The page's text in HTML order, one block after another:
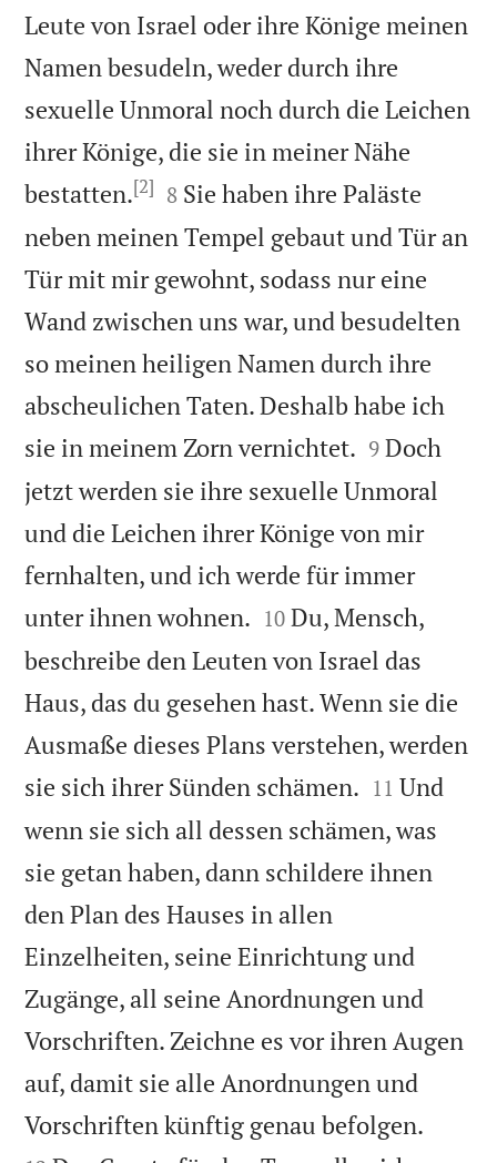
Leute von Israel oder ihre Könige meinen
Namen besudeln, weder durch ihre
sexuelle Unmoral noch durch die Leichen
ihrer Könige, die sie in meiner Nähe
bestatten.[2] 

8 Sie haben ihre Paläste
neben meinen Tempel gebaut und Tür an
Tür mit mir gewohnt, sodass nur eine
Wand zwischen uns war, und besudelten
so meinen heiligen Namen durch ihre
abscheulichen Taten. Deshalb habe ich
sie in meinem Zorn vernichtet. 

9 Doch
jetzt werden sie ihre sexuelle Unmoral
und die Leichen ihrer Könige von mir
fernhalten, und ich werde für immer
unter ihnen wohnen. 

10 Du, Mensch,
beschreibe den Leuten von Israel das
Haus, das du gesehen hast. Wenn sie die
Ausmaße dieses Plans verstehen, werden
sie sich ihrer Sünden schämen. 

11 Und
wenn sie sich all dessen schämen, was
sie getan haben, dann schildere ihnen
den Plan des Hauses in allen
Einzelheiten, seine Einrichtung und
Zugänge, all seine Anordnungen und
Vorschriften. Zeichne es vor ihren Augen
auf, damit sie alle Anordnungen und
Vorschriften künftig genau befolgen.